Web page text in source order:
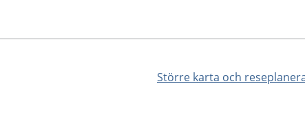
Större karta och